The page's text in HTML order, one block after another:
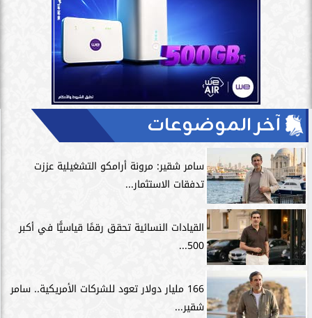
آخر الموضوعات
سامر شقير: مرونة أرامكو التشغيلية عززت
تدفقات الاستثمار...
القيادات النسائية تحقق رقمًا قياسيًّا في أكبر
500...
166 مليار دولار تعود للشركات الأمريكية.. سامر
شقير...